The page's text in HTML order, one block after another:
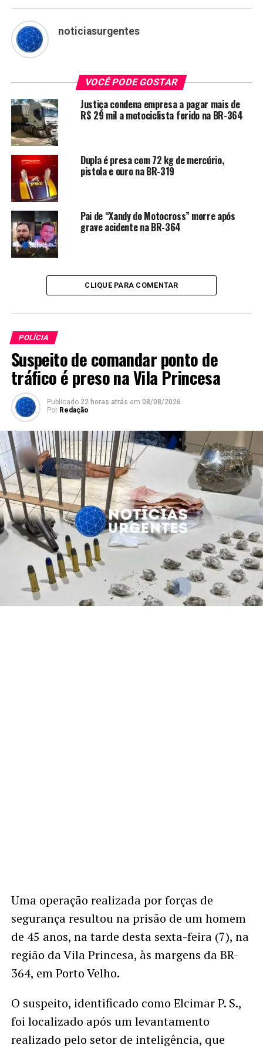
noticiasurgentes
VOCÊ PODE GOSTAR
Justiça condena empresa a pagar mais de
R$ 29 mil a motociclista ferido na BR-364
Dupla é presa com 72 kg de mercúrio,
pistola e ouro na BR-319
Pai de “Xandy do Motocross” morre após
grave acidente na BR-364
CLIQUE PARA COMENTAR
POLÍCIA
Suspeito de comandar ponto de
tráfico é preso na Vila Princesa
Publicado 22 horas atrás em 08/08/2026
Por Redação
Uma operação realizada por forças de
segurança resultou na prisão de um homem
de 45 anos, na tarde desta sexta-feira (7), na
região da Vila Princesa, às margens da BR-
364, em Porto Velho.
O suspeito, identificado como Elcimar P. S.,
foi localizado após um levantamento
realizado pelo setor de inteligência, que